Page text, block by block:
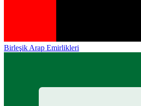
Birleşik Arap Emirlikleri